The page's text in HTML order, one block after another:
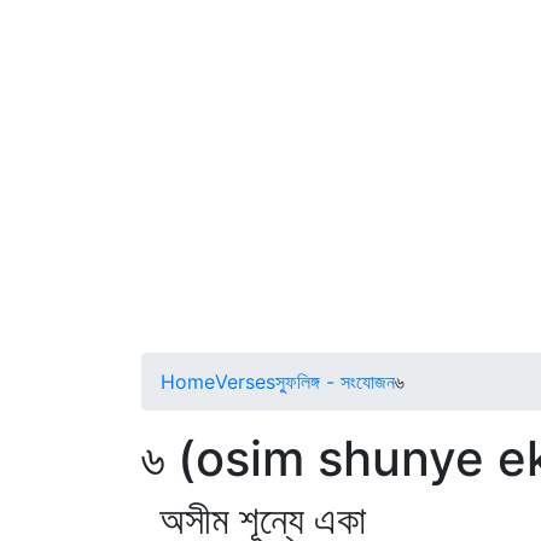
HomeVersesস্ফুলিঙ্গ - সংযোজন৬
৬ (osim shunye
অসীম শূন্যে একা